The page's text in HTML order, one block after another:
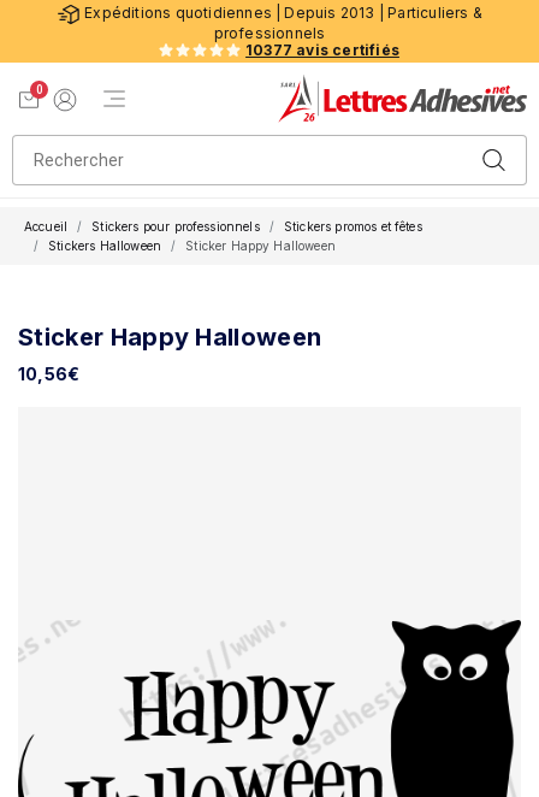
Expéditions quotidiennes | Depuis 2013 | Particuliers &
professionnels
10377 avis certifiés
0
Menu de navigation
Accueil Stickers pour professionnels
Stickers promos et fêtes
Stickers Halloween
Sticker Happy Halloween
Sticker Happy Halloween
10,56€